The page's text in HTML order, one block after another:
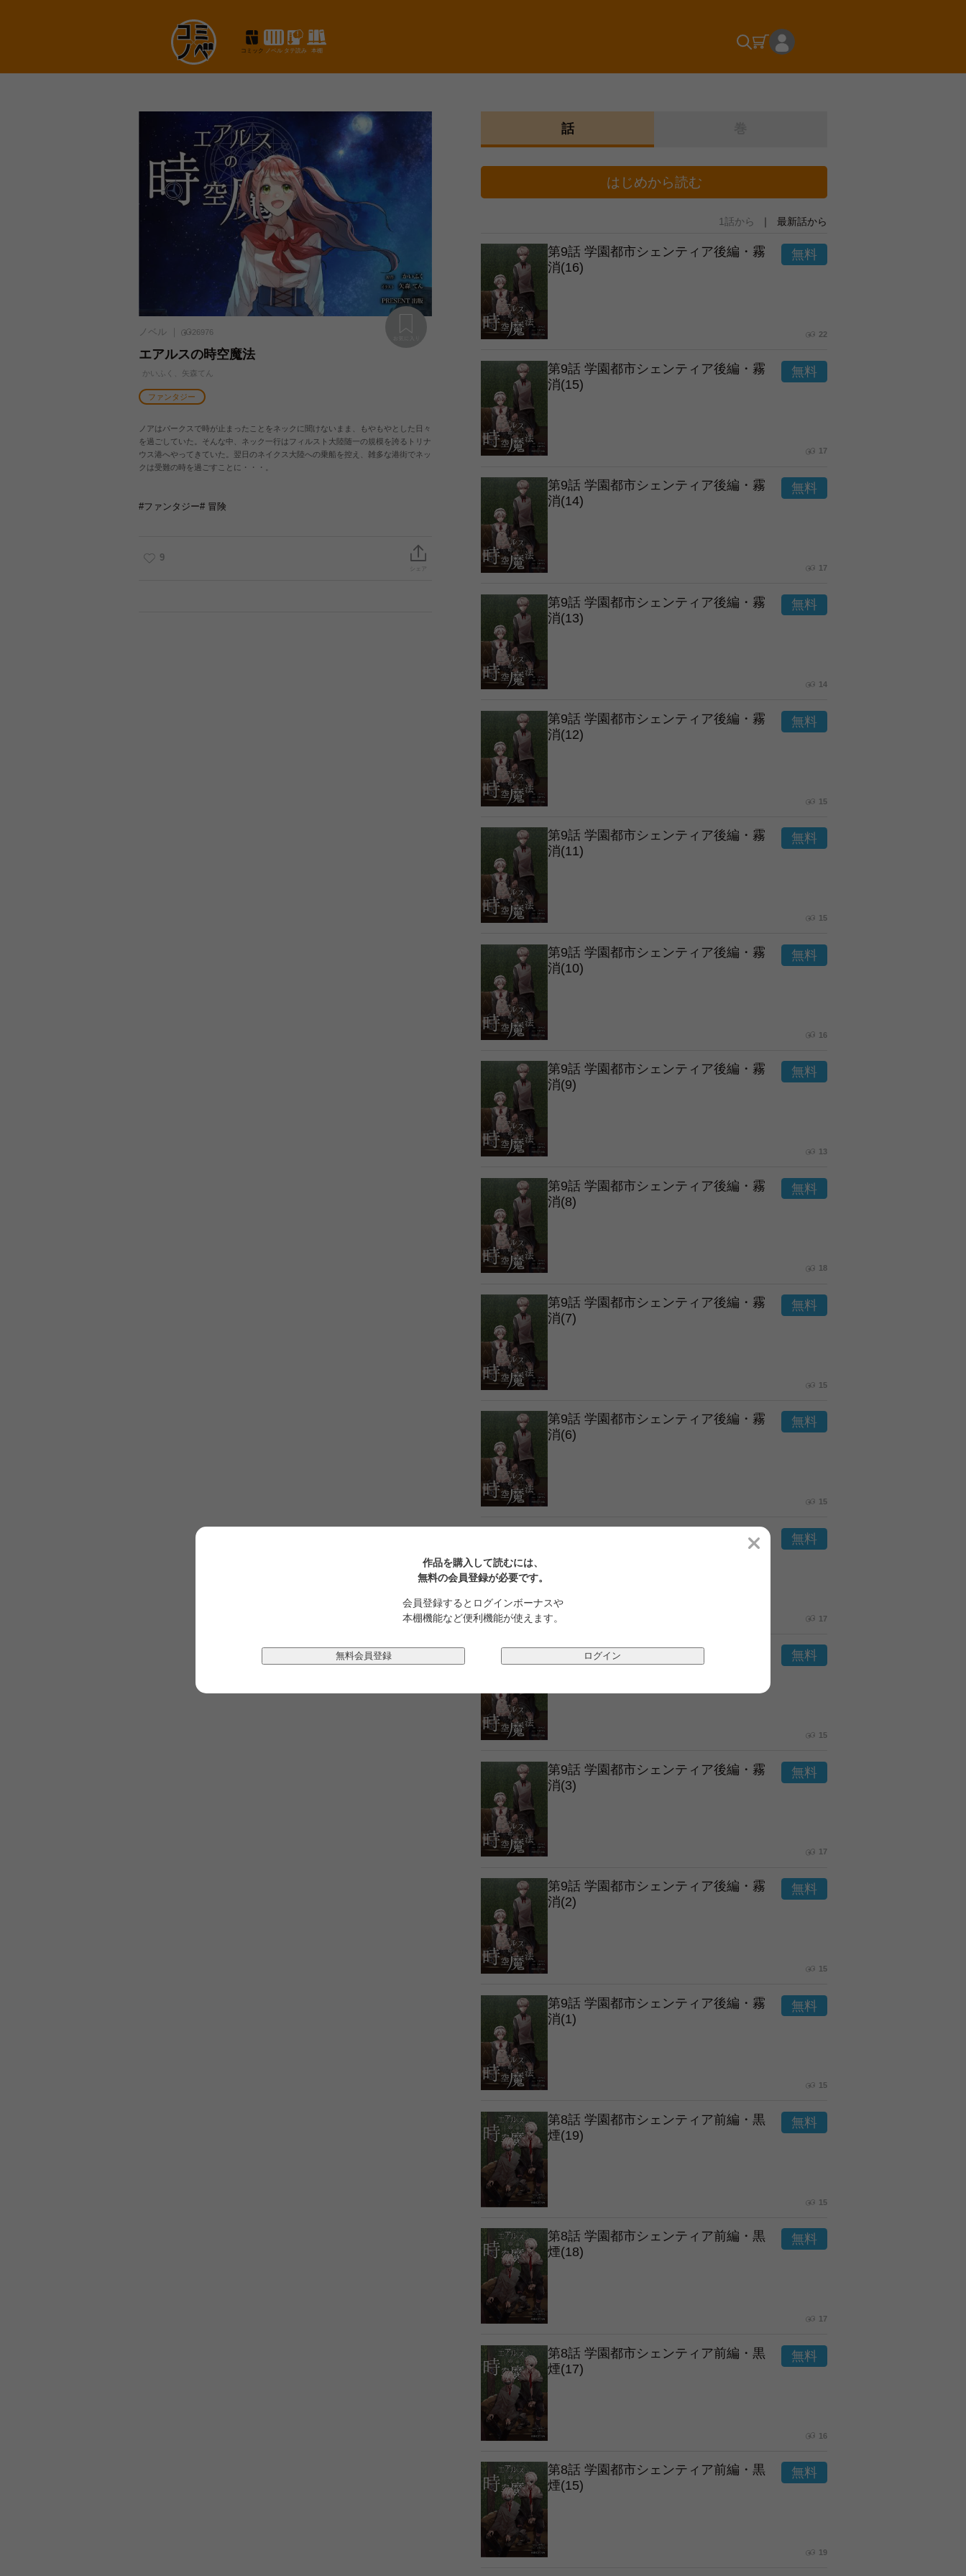
コミック ノベル タテ読み 本棚
作品を購入して読むには、
無料の会員登録が必要です。
会員登録するとログインボーナスや
本棚機能など便利機能が使えます。
無料会員登録 ログイン
ノベル 26976
エアルスの時空魔法
かいふく、矢森てん
ファンタジー
ノアはパークスで時が止まったことをネックに聞けないまま、もやもやとした日々
を過ごしていた。そんな中、ネック一行はフィルスト大陸随一の規模を誇るトリナ
ウス港へやってきていた。翌日のネイクス大陸への乗船を控え、雑多な港街でネッ
クは受難の時を過ごすことに・・・。
#ファンタジー# 冒険
9
シェア
話
はじめから読む
1話から 最新話から
第9話 学園都市シェンティア後編・霧
消(16)
22
第9話 学園都市シェンティア後編・霧
消(15)
17
第9話 学園都市シェンティア後編・霧
消(14)
17
第9話 学園都市シェンティア後編・霧
消(13)
14
第9話 学園都市シェンティア後編・霧
消(12)
15
第9話 学園都市シェンティア後編・霧
消(11)
15
第9話 学園都市シェンティア後編・霧
消(10)
16
第9話 学園都市シェンティア後編・霧
消(9)
13
第9話 学園都市シェンティア後編・霧
消(8)
18
第9話 学園都市シェンティア後編・霧
消(7)
15
第9話 学園都市シェンティア後編・霧
消(6)
15
第9話 学園都市シェンティア後編・霧
17
第9話 学園都市シェンティア後編・霧
消(4)
15
第9話 学園都市シェンティア後編・霧
消(3)
17
第9話 学園都市シェンティア後編・霧
消(2)
15
第9話 学園都市シェンティア後編・霧
消(1)
15
第8話 学園都市シェンティア前編・黒
煙(19)
15
第8話 学園都市シェンティア前編・黒
煙(18)
17
第8話 学園都市シェンティア前編・黒
煙(17)
16
第8話 学園都市シェンティア前編・黒
煙(15)
19